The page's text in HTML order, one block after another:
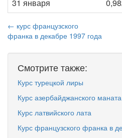
31 января
← курс французского
франка в декабре 1997 года
Смотрите также:
Курс турецкой лиры
Курс азербайджанского маната
Курс латвийского лата
Курс французского франка в